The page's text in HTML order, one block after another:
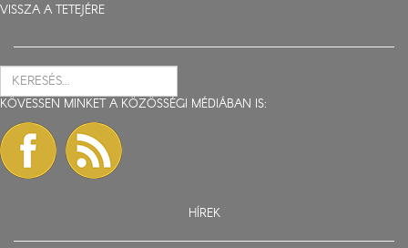
VISSZA A TETEJÉRE
KÖVESSEN MINKET A KÖZÖSSÉGI MÉDIÁBAN IS:
HÍREK